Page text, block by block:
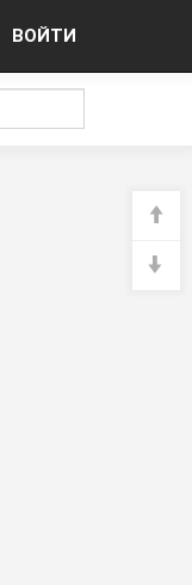
ВОЙТИ